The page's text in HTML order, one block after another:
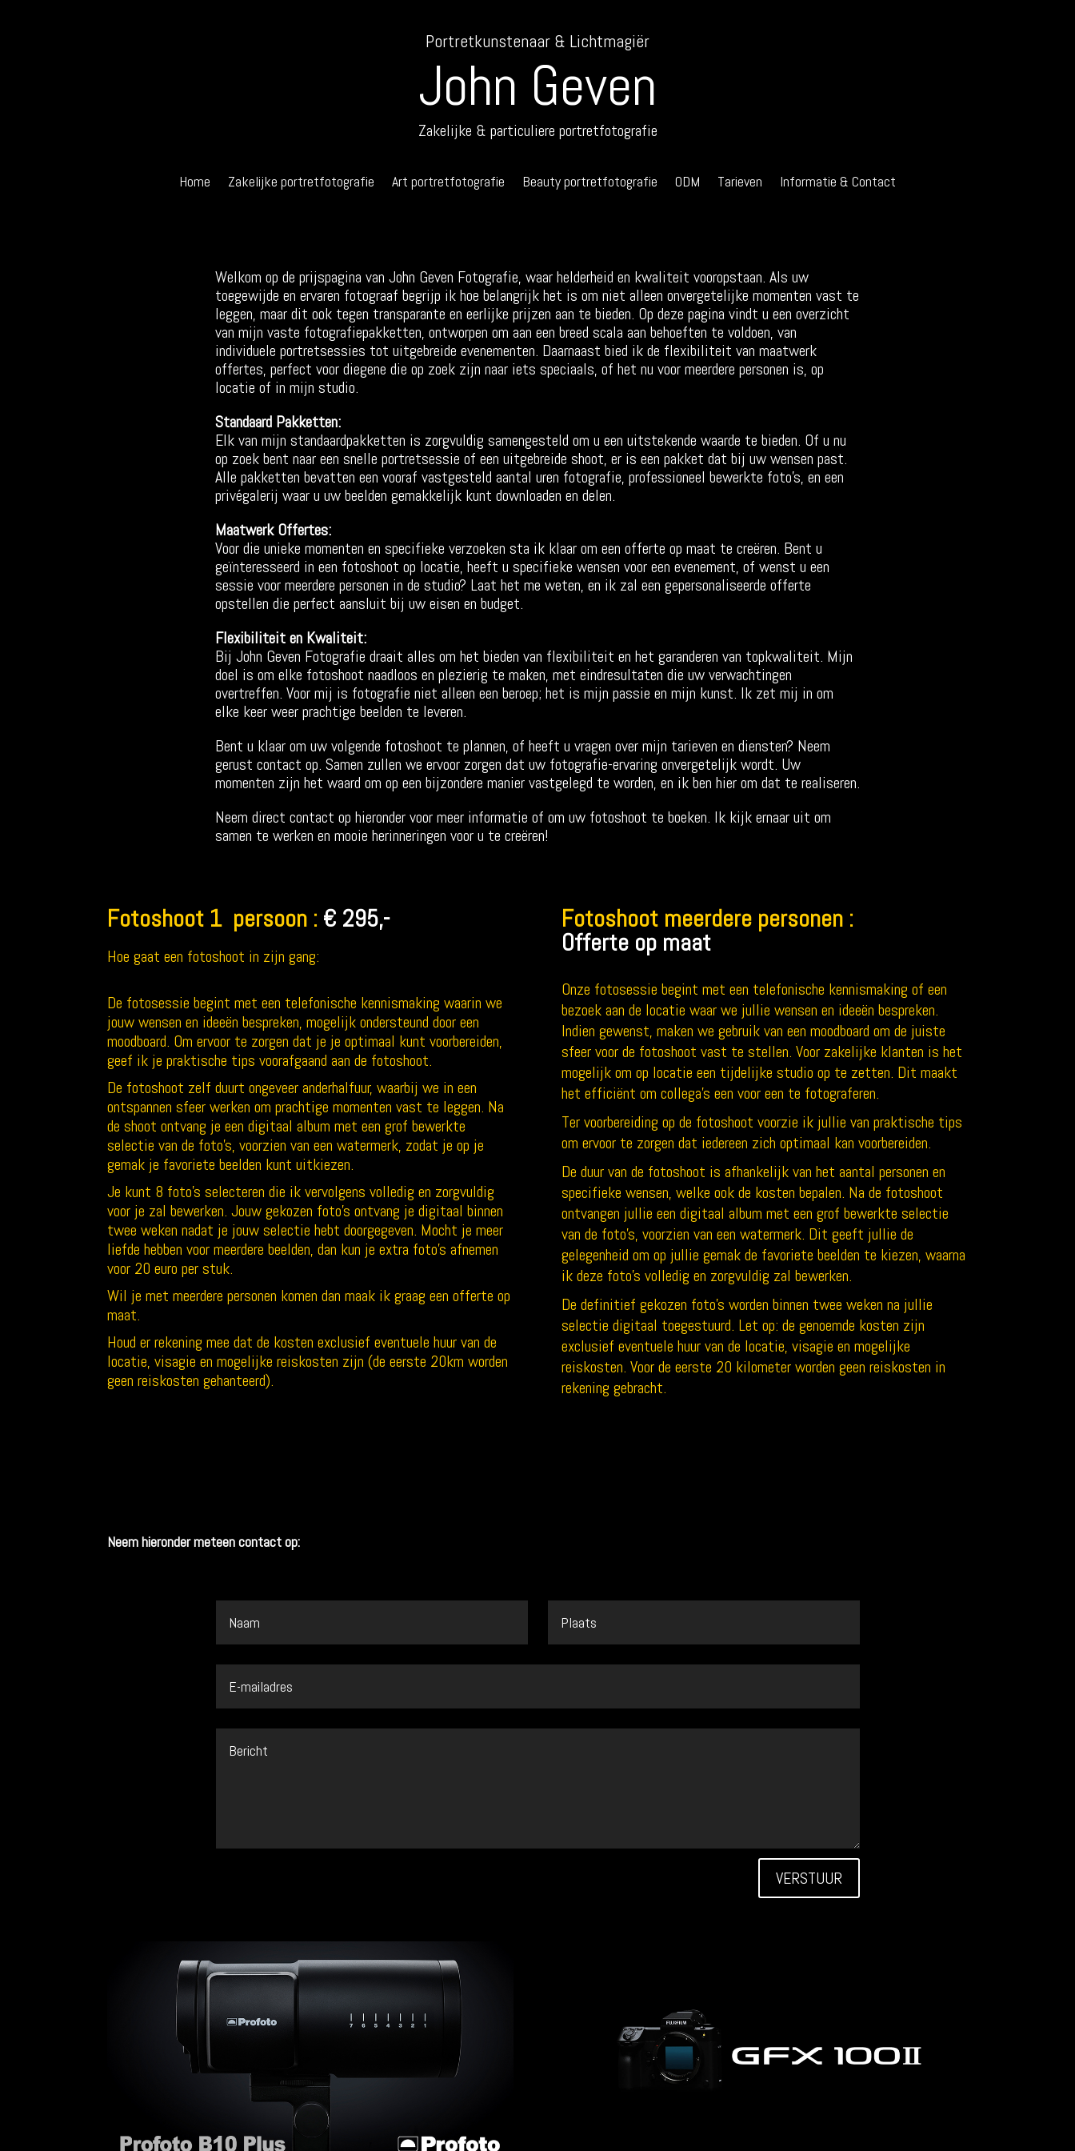
Portretkunstenaar & Lichtmagiër
John Geven
Zakelijke & particuliere portretfotografie
Home Zakelijke portretfotografie Art portretfotografie Beauty portretfotografie ODM Tarieven Informatie & Contact
Welkom op de prijspagina van John Geven Fotografie, waar helderheid en kwaliteit vooropstaan. Als uw
toegewijde en ervaren fotograaf begrijp ik hoe belangrijk het is om niet alleen onvergetelijke momenten vast te
leggen, maar dit ook tegen transparante en eerlijke prijzen aan te bieden. Op deze pagina vindt u een overzicht
van mijn vaste fotografiepakketten, ontworpen om aan een breed scala aan behoeften te voldoen, van
individuele portretsessies tot uitgebreide evenementen. Daarnaast bied ik de flexibiliteit van maatwerk
offertes, perfect voor diegene die op zoek zijn naar iets speciaals, of het nu voor meerdere personen is, op
locatie of in mijn studio.
Standaard Pakketten:
Elk van mijn standaardpakketten is zorgvuldig samengesteld om u een uitstekende waarde te bieden. Of u nu
op zoek bent naar een snelle portretsessie of een uitgebreide shoot, er is een pakket dat bij uw wensen past.
Alle pakketten bevatten een vooraf vastgesteld aantal uren fotografie, professioneel bewerkte foto’s, en een
privégalerij waar u uw beelden gemakkelijk kunt downloaden en delen.
Maatwerk Offertes:
Voor die unieke momenten en specifieke verzoeken sta ik klaar om een offerte op maat te creëren. Bent u
geïnteresseerd in een fotoshoot op locatie, heeft u specifieke wensen voor een evenement, of wenst u een
sessie voor meerdere personen in de studio? Laat het me weten, en ik zal een gepersonaliseerde offerte
opstellen die perfect aansluit bij uw eisen en budget.
Flexibiliteit en Kwaliteit:
Bij John Geven Fotografie draait alles om het bieden van flexibiliteit en het garanderen van topkwaliteit. Mijn
doel is om elke fotoshoot naadloos en plezierig te maken, met eindresultaten die uw verwachtingen
overtreffen. Voor mij is fotografie niet alleen een beroep; het is mijn passie en mijn kunst. Ik zet mij in om
elke keer weer prachtige beelden te leveren.
Bent u klaar om uw volgende fotoshoot te plannen, of heeft u vragen over mijn tarieven en diensten? Neem
gerust contact op. Samen zullen we ervoor zorgen dat uw fotografie-ervaring onvergetelijk wordt. Uw
momenten zijn het waard om op een bijzondere manier vastgelegd te worden, en ik ben hier om dat te realiseren.
Neem direct contact op hieronder voor meer informatie of om uw fotoshoot te boeken. Ik kijk ernaar uit om
samen te werken en mooie herinneringen voor u te creëren!
Fotoshoot 1 persoon : € 295,-
Hoe gaat een fotoshoot in zijn gang:
De fotosessie begint met een telefonische kennismaking waarin we
jouw wensen en ideeën bespreken, mogelijk ondersteund door een
moodboard. Om ervoor te zorgen dat je je optimaal kunt voorbereiden,
geef ik je praktische tips voorafgaand aan de fotoshoot.
De fotoshoot zelf duurt ongeveer anderhalfuur, waarbij we in een
ontspannen sfeer werken om prachtige momenten vast te leggen. Na
de shoot ontvang je een digitaal album met een grof bewerkte
selectie van de foto’s, voorzien van een watermerk, zodat je op je
gemak je favoriete beelden kunt uitkiezen.
Je kunt 8 foto’s selecteren die ik vervolgens volledig en zorgvuldig
voor je zal bewerken. Jouw gekozen foto’s ontvang je digitaal binnen
twee weken nadat je jouw selectie hebt doorgegeven. Mocht je meer
liefde hebben voor meerdere beelden, dan kun je extra foto’s afnemen
voor 20 euro per stuk.
Wil je met meerdere personen komen dan maak ik graag een offerte op
maat.
Houd er rekening mee dat de kosten exclusief eventuele huur van de
locatie, visagie en mogelijke reiskosten zijn (de eerste 20km worden
geen reiskosten gehanteerd).
Fotoshoot meerdere personen :
Offerte op maat
Onze fotosessie begint met een telefonische kennismaking of een
bezoek aan de locatie waar we jullie wensen en ideeën bespreken.
Indien gewenst, maken we gebruik van een moodboard om de juiste
sfeer voor de fotoshoot vast te stellen. Voor zakelijke klanten is het
mogelijk om op locatie een tijdelijke studio op te zetten. Dit maakt
het efficiënt om collega’s een voor een te fotograferen.
Ter voorbereiding op de fotoshoot voorzie ik jullie van praktische tips
om ervoor te zorgen dat iedereen zich optimaal kan voorbereiden.
De duur van de fotoshoot is afhankelijk van het aantal personen en
specifieke wensen, welke ook de kosten bepalen. Na de fotoshoot
ontvangen jullie een digitaal album met een grof bewerkte selectie
van de foto’s, voorzien van een watermerk. Dit geeft jullie de
gelegenheid om op jullie gemak de favoriete beelden te kiezen, waarna
ik deze foto’s volledig en zorgvuldig zal bewerken.
De definitief gekozen foto’s worden binnen twee weken na jullie
selectie digitaal toegestuurd. Let op: de genoemde kosten zijn
exclusief eventuele huur van de locatie, visagie en mogelijke
reiskosten. Voor de eerste 20 kilometer worden geen reiskosten in
rekening gebracht.
Neem hieronder meteen contact op:
VERSTUUR